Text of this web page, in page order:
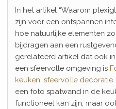
In het artikel “Waarom
zijn voor een ontspannen
hoe natuurlijke elementen
bijdragen aan een
gerelateerd artikel dat ook
een sfeervolle omgeving is
keuken: sfeervolle decoratie
een foto spatwand in de
functioneel kan zijn, maar